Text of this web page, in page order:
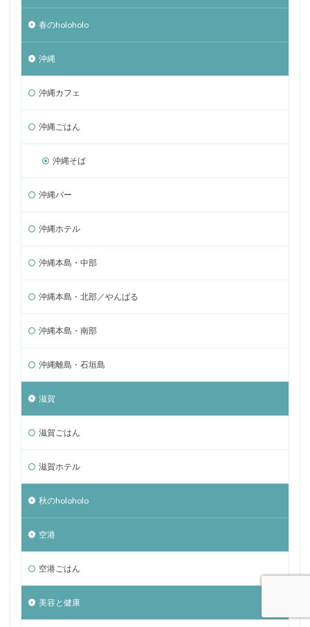
春のholoholo
沖縄
沖縄カフェ
沖縄ごはん
沖縄そば
沖縄バー
沖縄ホテル
沖縄本島・中部
沖縄本島・北部／やんばる
沖縄本島・南部
沖縄離島・石垣島
滋賀
滋賀ごはん
滋賀ホテル
秋のholoholo
空港
空港ごはん
美容と健康